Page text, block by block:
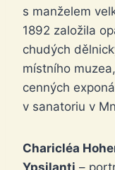
s manželem
1892 založila
chudých
místního
cenných
v sanatoriu v
Charicléa
Ypsilanti –